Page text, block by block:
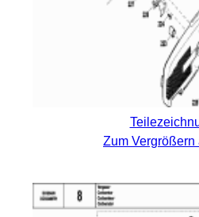
Zum Vergrößern